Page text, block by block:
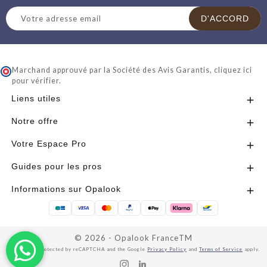
Marchand approuvé par la Société des Avis Garantis, cliquez ici
pour vérifier.
Liens utiles 
Notre offre 
Votre Espace Pro 
Guides pour les pros 
Informations sur Opalook 
© 2026 - Opalook FranceTM
This site is protected by reCAPTCHA and the Google Privacy Policy and Terms of Service apply.